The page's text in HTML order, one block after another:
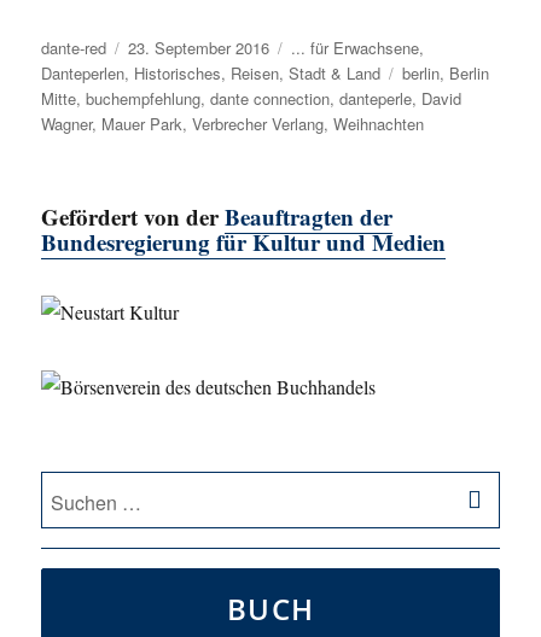
Autor
dante-red
Veröffentlicht
am
23. September 2016 Kategorien
... für Erwachsene,
Danteperlen, Historisches, Reisen,Stadt & Land Schlagwörter
berlin, Berlin
Mitte,buchempfehlung,dante connection,danteperle, David
Wagner, Mauer Park,Verbrecher Verlang,Weihnachten
Gefördert von derBeauftragten der
Bundesregierung für Kultur und Medien
Suche
nach:
BUCH